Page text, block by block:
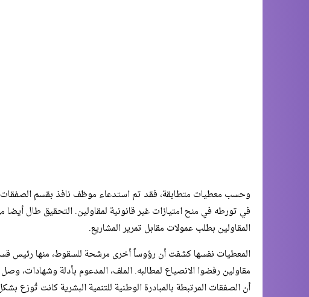
وحسب معطيات متطابقة، فقد تم استدعاء موظف نافذ بقسم الصفقات
في تورطه في منح امتيازات غير قانونية لمقاولين. التحقيق طال
المقاولين بطلب عمولات مقابل تمرير المشاريع.
المعطيات نفسها كشفت أن رؤوساً أخرى مرشحة للسقوط، منها رئيس
مقاولين رفضوا الانصياع لمطالبه. الملف، المدعوم بأدلة وشهادات،
أن الصفقات المرتبطة بالمبادرة الوطنية للتنمية البشرية كانت تُوزع